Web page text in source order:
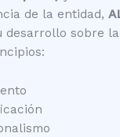
de la entidad,
desarrollo sobre